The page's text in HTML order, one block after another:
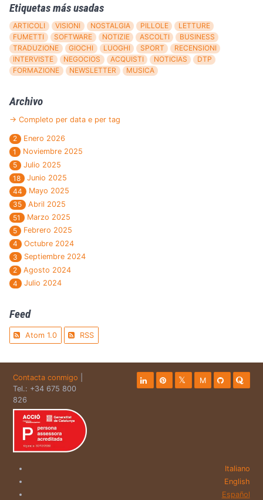
Etiquetas más usadas
ARTICOLI VISIONI NOSTALGIA PILLOLE
LETTURE
FUMETTI
SOFTWARE NOTIZIE ASCOLTI
BUSINESS
TRADUZIONE
GIOCHI LUOGHI SPORT
RECENSIONI
INTERVISTE
NEGOCIOS ACQUISTI NOTICIAS
DTP
FORMAZIONE
NEWSLETTER MUSICA
Archivo
→ Completo per data e per tag
2
Enero 2026
1
Noviembre 2025
5
Julio 2025
18
Junio 2025
44
Mayo 2025
35
Abril 2025
51
Marzo 2025
5
Febrero 2025
4
Octubre 2024
3
Septiembre 2024
2
Agosto 2024
4
Julio 2024
Feed
Atom 1.0 RSS
Contacta conmigo
Tel.: +34 675 800
826
M
Italiano
English
Español